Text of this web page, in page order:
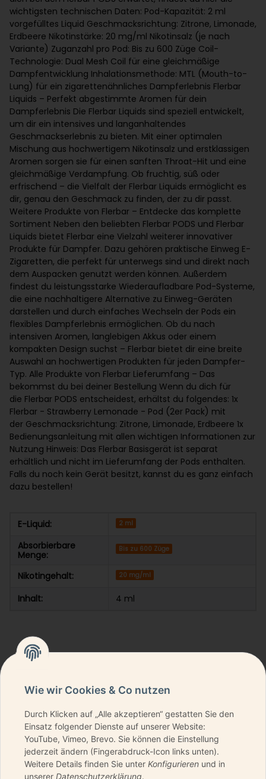
wichtigsten technischen Daten: Pod-Kapazität: 2 ml
vorgefülltes Liquid Geschmacksrichtung: Zitrone, Limonade,
Erdbeere Nikotinstärke: 20 mg/ml Nikotinsalz (je nach
Variante) Zuganzahl pro Pod: Bis zu 600 Züge Coil-
Technologie: Dual Mesh Coil für eine gleichmäßige
Dampfentwicklung Inhalationsmethode: MTL (Mouth-to-
Lung) für ein zigarettenähnliches Dampferlebnis Flerbar
Liquids – Perfekt abgestimmte Aromen für dein
Dampferlebnis Die Flerbar Liquids sind speziell entwickelt,
um dir ein intensives und langanhaltendes
Geschmackserlebnis zu bieten. Mit einer optimalen
Mischung aus hochwertigem Nikotinsalz und erstklassigen
Aromen sorgen sie für einen sanften Throat-Hit und eine
gleichmäßige Verdampfung. Ob fruchtig, süß oder
erfrischend – die Vielfalt der Flerbar Liquids ermöglicht es
dir, genau den Geschmack zu finden, der zu dir passt.
Weitere Produkte von Flerbar – Entdecke das komplette
Sortiment Neben den beliebten Flerbar PODS und Flerbar
Liquids bietet Flerbar eine Vielzahl weiterer innovativer
Produkte für Dampfer. Dazu gehören praktische Einweg E-
Zigaretten, die perfekt für unterwegs sind und direkt nach
dem Auspacken genutzt werden können. Außerdem
findest du leistungsstarke Wiederaufladbare Pod-Systeme,
die eine nachhaltigere Alternative zu Einweg-Geräten
darstellen und durch einfaches Wechseln der Pods ein
flexibles Dampferlebnis ermöglichen. Ob du nach
intensiven Aromen, langlebigen Akkus oder einem
kompakten Design suchst – Flerbar bietet dir eine breite
Auswahl an hochwertigen Produkten für jeden Dampfer-
Typ. Alle Produkte von Flerbar Lieferumfang – Das
bekommst du bei deiner Bestellung Wenn du dich für
die Flerbar PODS entscheidest, erhältst du folgendes: 1x
Flerbar - Strawberry Lemonade - Pod (2er Pack) mit
der Geschmacksrichtung: Zitrone, Limonade, Erdbeere 1x
Bedienungsanleitung mit allen wichtigen Informationen zur
Nutzung Hinweis: Das Flerbar Basisgerät ist separat
erhältlich und nicht im Lieferumfang der Pods enthalten.
Falls du noch kein Gerät besitzt, kannst du es ganz einfach
dazu bestellen!
E-Liquid: 2 ml
Absorbierbare
Menge:
Bis zu 600 Züge
Nikotingehalt: 20 mg/ml
Inhalt: 4 ml
NEWSLETTER ABONNIEREN & KEINE DEALS
VERPASSEN
Wie wir Cookies & Co nutzen
Durch Klicken auf „Alle akzeptieren“ gestatten Sie den
Einsatz folgender Dienste auf unserer Website:
YouTube, Vimeo, Brevo. Sie können die Einstellung
jederzeit ändern (Fingerabdruck-Icon links unten).
Weitere Details finden Sie unter Konfigurieren und in
unserer Datenschutzerklärung.